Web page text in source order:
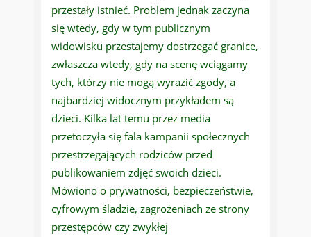
przestały istnieć. Problem jednak zaczyna
się wtedy, gdy w tym publicznym
widowisku przestajemy dostrzegać granice,
zwłaszcza wtedy, gdy na scenę wciągamy
tych, którzy nie mogą wyrazić zgody, a
najbardziej widocznym przykładem są
dzieci. Kilka lat temu przez media
przetoczyła się fala kampanii społecznych
przestrzegających rodziców przed
publikowaniem zdjęć swoich dzieci.
Mówiono o prywatności, bezpieczeństwie,
cyfrowym śladzie, zagrożeniach ze strony
przestępców czy zwykłej